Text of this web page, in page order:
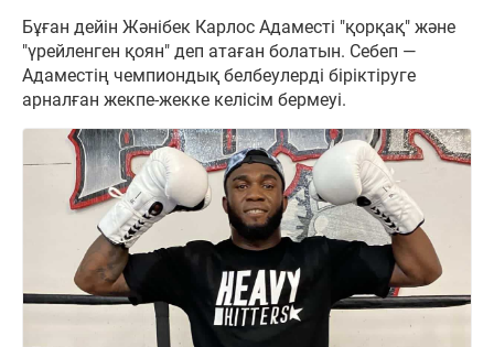
Бұған дейін Жәнібек Карлос Адаместі "қорқақ" және
"үрейленген қоян" деп атаған болатын. Себеп —
Адаместің чемпиондық белбеулерді біріктіруге
арналған жекпе-жекке келісім бермеуі.